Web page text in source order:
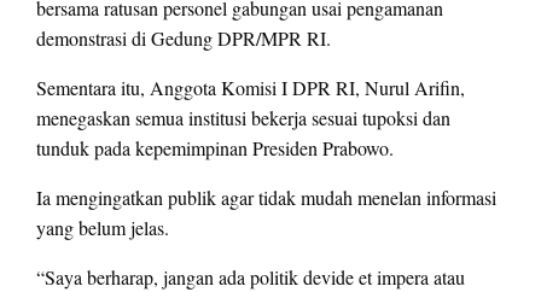
bersama ratusan personel gabungan usai pengamanan
demonstrasi di Gedung DPR/MPR RI.
Sementara itu, Anggota Komisi I DPR RI, Nurul Arifin,
menegaskan semua institusi bekerja sesuai tupoksi dan
tunduk pada kepemimpinan Presiden Prabowo.
Ia mengingatkan publik agar tidak mudah menelan informasi
yang belum jelas.
“Saya berharap, jangan ada politik devide et impera atau